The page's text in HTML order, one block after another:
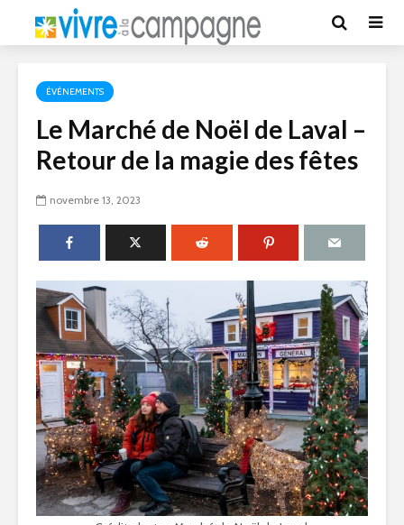
ÉVÉNEMENTS
Le Marché de Noël de Laval –
Retour de la magie des fêtes
novembre 13, 2023